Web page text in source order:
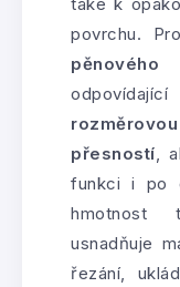
také k
povrchu.
přesností,
funkci i po
hmotnost
usnadňuje
řezání,